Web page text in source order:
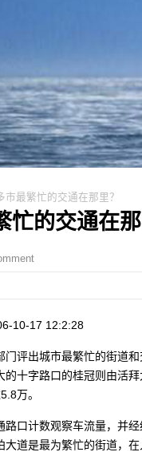
市最繁忙的交通在那里？
忙的交通在那
10-17 12:2:28
门评出城市最繁忙的街道
十字路口的桂冠则由活
万。
口计数观察车流量，并
道是最为繁忙的街道，